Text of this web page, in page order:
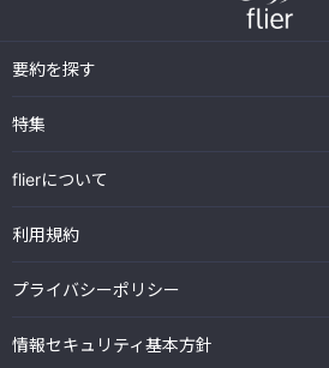
要約を探す
特集
flierについて
利用規約
プライバシーポリシー
情報セキュリティ基本方針